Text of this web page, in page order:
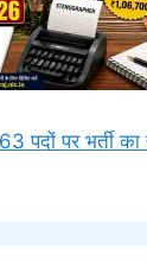
पदों पर भर्ती